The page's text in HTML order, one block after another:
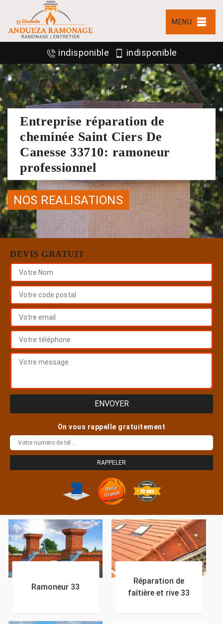
MENU
indisponible indisponible
Entreprise réparation de
cheminée Saint Ciers De
Canesse 33710: ramoneur
professionnel
NOS REALISATIONS
DEVIS GRATUIT
On vous rappelle gratuitement
Ramoneur 33
Réparation de
faîtière et rive 33